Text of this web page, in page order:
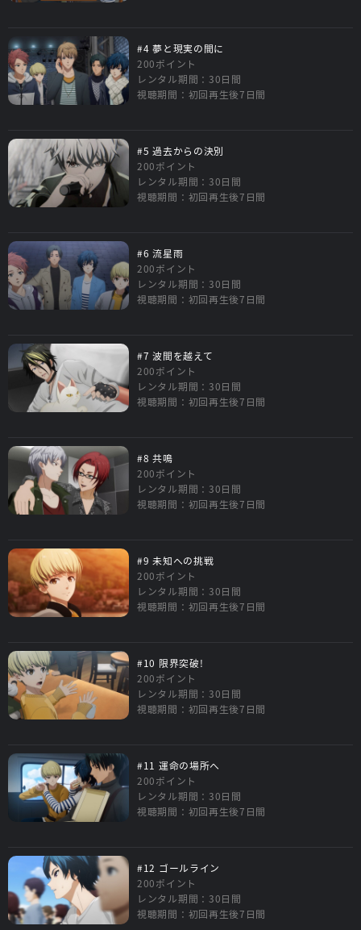
#4 夢と現実の間に
200ポイント
レンタル期間：30日間
視聴期間：初回再生後7日間
#5 過去からの決別
200ポイント
レンタル期間：30日間
視聴期間：初回再生後7日間
#6 流星雨
200ポイント
レンタル期間：30日間
視聴期間：初回再生後7日間
#7 波間を越えて
200ポイント
レンタル期間：30日間
視聴期間：初回再生後7日間
#8 共鳴
200ポイント
レンタル期間：30日間
視聴期間：初回再生後7日間
#9 未知への挑戦
200ポイント
レンタル期間：30日間
視聴期間：初回再生後7日間
#10 限界突破!
200ポイント
レンタル期間：30日間
視聴期間：初回再生後7日間
#11 運命の場所へ
200ポイント
レンタル期間：30日間
視聴期間：初回再生後7日間
#12 ゴールライン
200ポイント
レンタル期間：30日間
視聴期間：初回再生後7日間